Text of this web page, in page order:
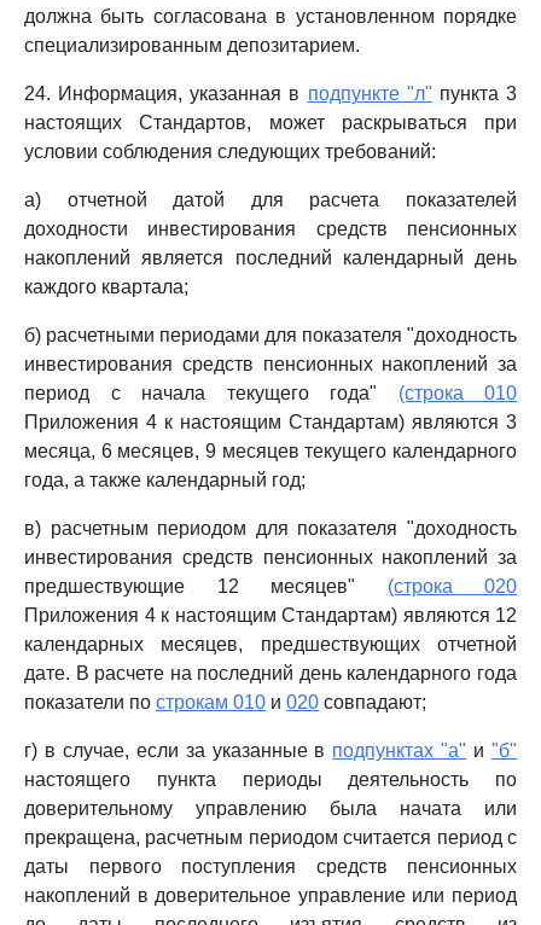
должна быть согласована в установленном порядке
специализированным депозитарием.
24. Информация, указанная в подпункте "л" пункта 3
настоящих Стандартов, может раскрываться при
условии соблюдения следующих требований:
а) отчетной датой для расчета показателей
доходности инвестирования средств пенсионных
накоплений является последний календарный день
каждого квартала;
б) расчетными периодами для показателя "доходность
инвестирования средств пенсионных накоплений за
период с начала текущего года" (строка 010
Приложения 4 к настоящим Стандартам) являются 3
месяца, 6 месяцев, 9 месяцев текущего календарного
года, а также календарный год;
в) расчетным периодом для показателя "доходность
инвестирования средств пенсионных накоплений за
предшествующие 12 месяцев" (строка 020
Приложения 4 к настоящим Стандартам) являются 12
календарных месяцев, предшествующих отчетной
дате. В расчете на последний день календарного года
показатели по строкам 010 и 020 совпадают;
г) в случае, если за указанные в подпунктах "а" и"б"
настоящего пункта периоды деятельность по
доверительному управлению была начата или
прекращена, расчетным периодом считается период с
даты первого поступления средств пенсионных
накоплений в доверительное управление или период